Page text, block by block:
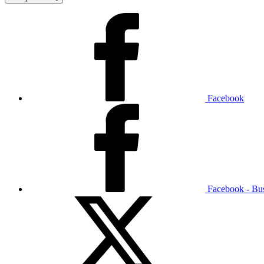
Facebook
Facebook -